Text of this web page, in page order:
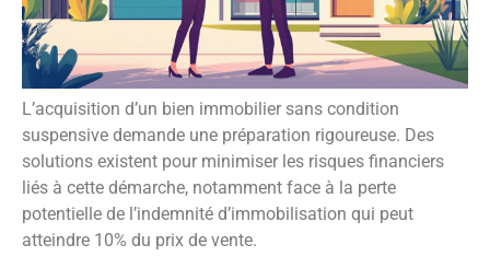
L’acquisition d’un bien immobilier sans condition
suspensive demande une préparation rigoureuse. Des
solutions existent pour minimiser les risques financiers
liés à cette démarche, notamment face à la perte
potentielle de l’indemnité d’immobilisation qui peut
atteindre 10% du prix de vente.